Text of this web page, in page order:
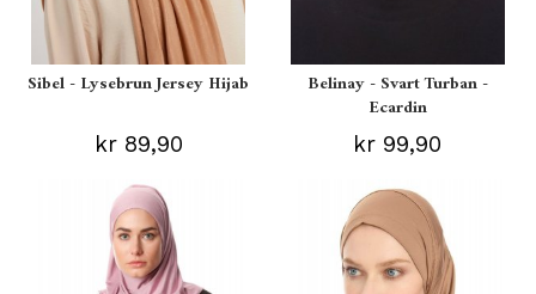
Sibel - Lysebrun Jersey Hijab
kr 89,90
Belinay - Svart Turban -
Ecardin
kr 99,90